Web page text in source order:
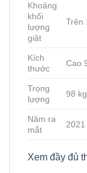
Khoảng
khối
lượng
giặt
Trên
Kích
thước
Cao
Trọng
lượng
98 kg
Năm ra
mắt
2021
Xem đầy đủ